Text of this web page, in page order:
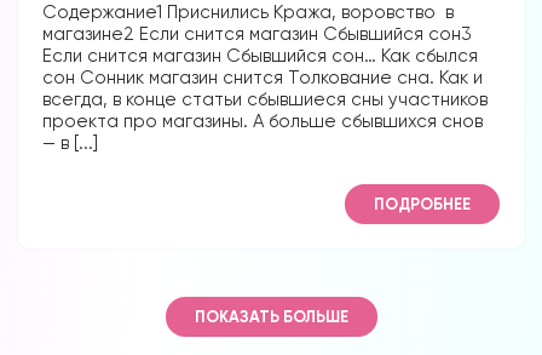
Содержание1 Приснились Кража, воровство в
магазине2 Если снится магазин Сбывшийся сон3
Если снится магазин Сбывшийся сон… Как сбылся
сон Сонник магазин снится Толкование сна. Как и
всегда, в конце статьи сбывшиеся сны участников
проекта про магазины. А больше сбывшихся снов
— в [...]
ПОДРОБНЕЕ
ПОКАЗАТЬ БОЛЬШЕ